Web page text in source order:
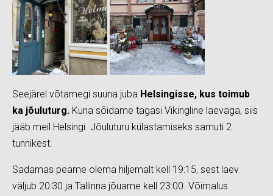
Seejärel võtamegi suuna juba Helsingisse, kus toimub
ka jõuluturg. Kuna sõidame tagasi Vikingline laevaga, siis
jääb meil Helsingi Jõuluturu külastamiseks samuti 2
tunnikest.
Sadamas peame olema hiljemalt kell 19:15, sest laev
väljub 20:30 ja Tallinna jõuame kell 23:00. Võimalus